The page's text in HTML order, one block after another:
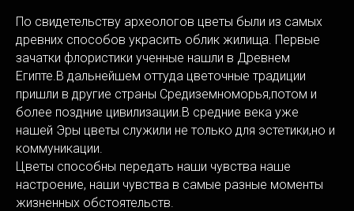
По свидетельству археологов цветы были из самых
древних способов украсить облик жилища. Первые
зачатки флористики ученные нашли в Древнем
Египте.В дальнейшем оттуда цветочные традиции
пришли в другие страны Средиземноморья,потом и
более поздние цивилизации.В средние века уже
нашей Эры цветы служили не только для эстетики,но и
коммуникации.
Цветы способны передать наши чувства наше
настроение, наши чувства в самые разные моменты
жизненных обстоятельств.